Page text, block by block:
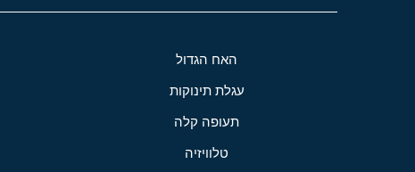
האח הגדול
עגלת תינוקות
תעופה קלה
טלוויזיה